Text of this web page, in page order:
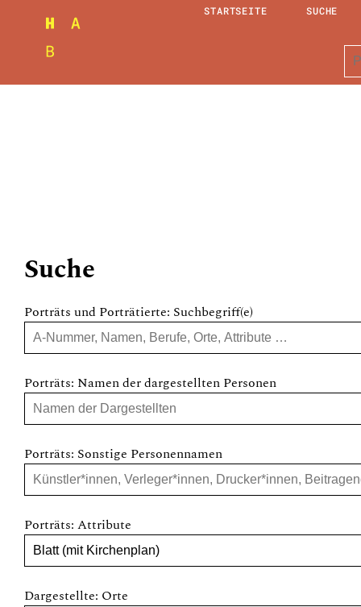
STARTSEITE SUCHE
Suche
Porträts und Porträtierte: Suchbegriff(e)
Porträts: Namen der dargestellten Personen
Porträts: Sonstige Personennamen
Porträts: Attribute
Dargestellte: Orte